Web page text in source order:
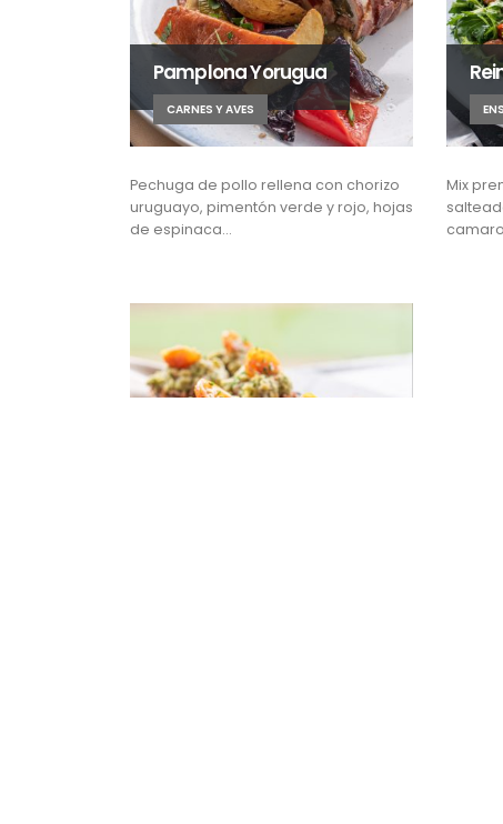
Pamplona Yorugua
CARNES Y AVES
Pechuga de pollo rellena con chorizo
uruguayo, pimentón verde y rojo, hojas
de espinaca…
Mix